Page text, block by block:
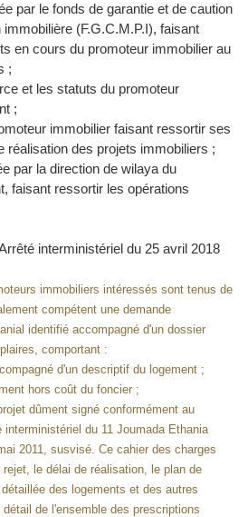
par le fonds de garantie et de caution
(F.G.C.M.P.I), faisant
en cours du promoteur immobilier au
;
et les statuts du promoteur
;
immobilier faisant ressortir ses
réalisation des projets immobiliers ;
par la direction de wilaya du
faisant ressortir les opérations
interministériel du 25 avril 2018
immobiliers intéressés sont tenus de
compétent une demande
identifié accompagné d'un dossier
comportant :
d'un descriptif du logement ;
hors coût du foncier ;
dûment signé conformément au
interministériel du 11 Joumada Ethania
2011, susvisé. Ce cahier des charges
le délai de réalisation, le plan de
des logements et des autres
de l'ensemble des prescriptions